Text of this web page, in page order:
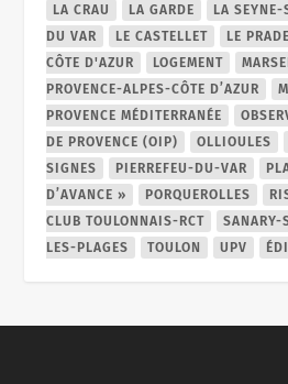
LA CRAU
LA GARDE LA SEYNE-
DU VAR
LE CASTELLET LE
CÔTE D'AZUR
LOGEMENT
PROVENCE-ALPES-CÔTE D’AZUR
PROVENCE MÉDITERRANÉE
DE PROVENCE (OIP)
OLLIOULES
SIGNES
PIERREFEU-DU-VAR
D’AVANCE »
PORQUEROLLES
CLUB TOULONNAIS-RCT
SANARY-
LES-PLAGES
TOULON UPV